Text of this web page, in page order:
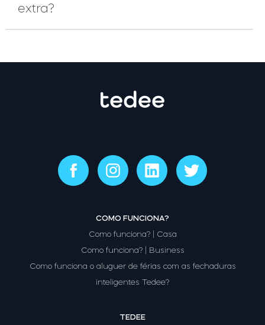
extra?
COMO FUNCIONA?
Como funciona? | Casa
Como funciona? | Business
Como funciona o aluguer de férias com as fechaduras
inteligentes Tedee?
TEDEE